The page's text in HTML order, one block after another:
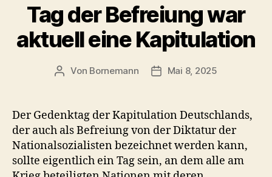
Tag der Befreiung war
aktuell eine Kapitulation
Beitragsautor
Von Bornemann Veröffentlichungsdatum
Mai 8, 2025
Der Gedenktag der Kapitulation Deutschlands,
der auch als Befreiung von der Diktatur der
Nationalsozialisten bezeichnet werden kann,
sollte eigentlich ein Tag sein, an dem alle am